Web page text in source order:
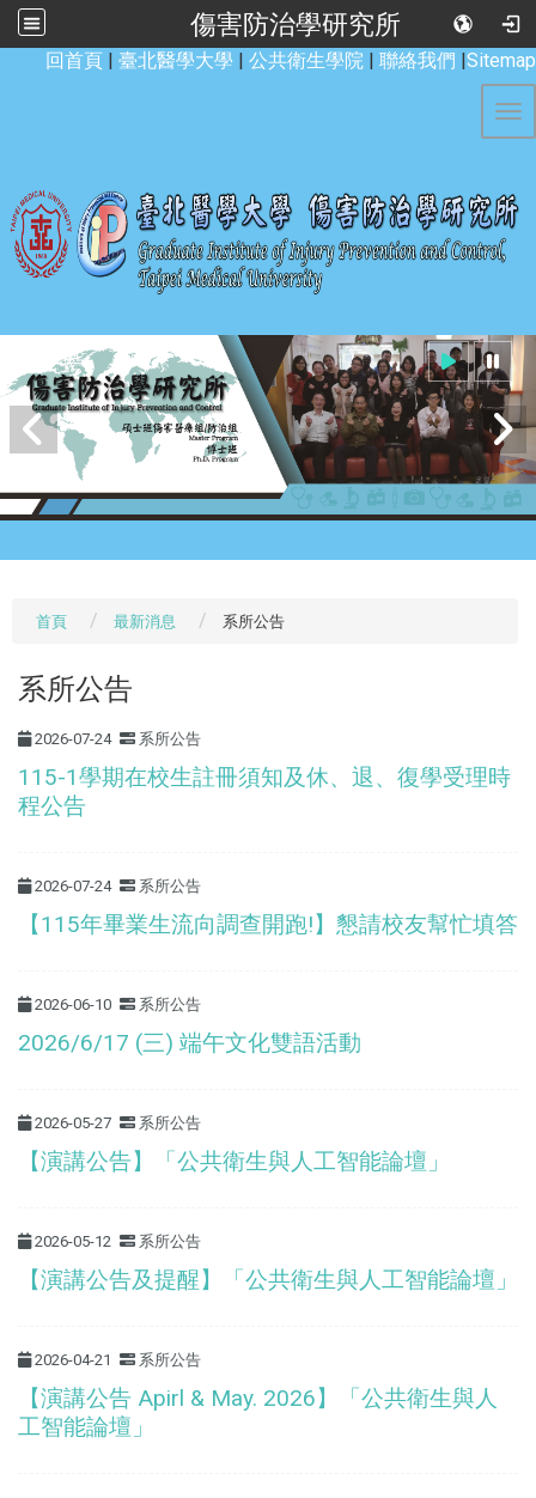
傷害防治學研究所
回首頁 | 臺北醫學大學 | 公共衛生學院 | 聯絡我們 |Sitemap
首頁 最新消息 系所公告
系所公告
2026-07-24 系所公告
115-1學期在校生註冊須知及休、退、復學受理時
程公告
2026-07-24 系所公告
【115年畢業生流向調查開跑!】懇請校友幫忙填答
2026-06-10 系所公告
2026/6/17 (三) 端午文化雙語活動
2026-05-27 系所公告
【演講公告】「公共衛生與人工智能論壇」
2026-05-12 系所公告
【演講公告及提醒】「公共衛生與人工智能論壇」
2026-04-21 系所公告
【演講公告 Apirl & May. 2026】「公共衛生與人
工智能論壇」